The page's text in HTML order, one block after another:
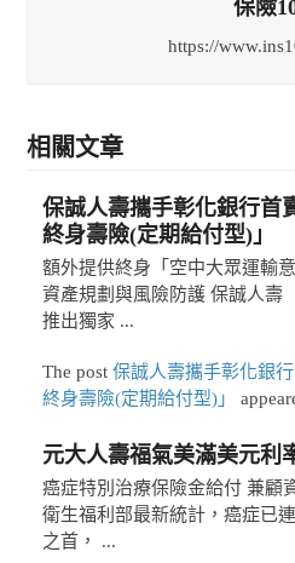
保險
https://
相關文章
保誠人壽攜手彰化銀行首
終身壽險(定期給付型)」
額外提供終身「空中大眾運輸
資產規劃與風險防護 保誠人壽
推出獨家 ...
The post 保誠人壽攜手彰化銀
終身壽險(定期給付型)」
元大人壽福氣美滿美元利
癌症特別治療保險金給付 兼顧
衛生福利部最新統計，癌症已
之首， ...